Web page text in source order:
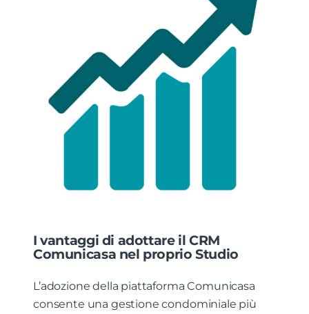
I vantaggi di adottare il CRM
Comunicasa nel proprio Studio
L’adozione della piattaforma Comunicasa
consente una gestione condominiale più